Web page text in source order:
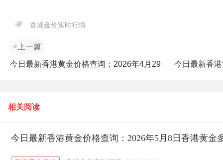
香港金价实时行情
<上一篇
今日最新香港黄金价格查询：2026年4月29 今日最新香
相关阅读
今日最新香港黄金价格查询：2026年5月8日香港黄金